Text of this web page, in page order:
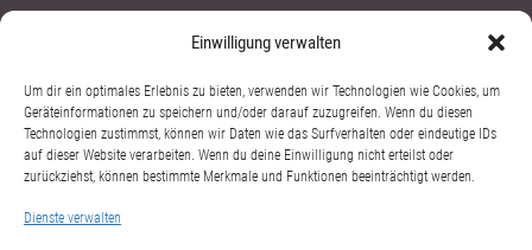
Einwilligung verwalten
Um dir ein optimales Erlebnis zu bieten, verwenden wir Technologien wie Cookies, um
Geräteinformationen zu speichern und/oder darauf zuzugreifen. Wenn du diesen
Technologien zustimmst, können wir Daten wie das Surfverhalten oder eindeutige IDs
auf dieser Website verarbeiten. Wenn du deine Einwilligung nicht erteilst oder
zurückziehst, können bestimmte Merkmale und Funktionen beeinträchtigt werden.
Dienste verwalten